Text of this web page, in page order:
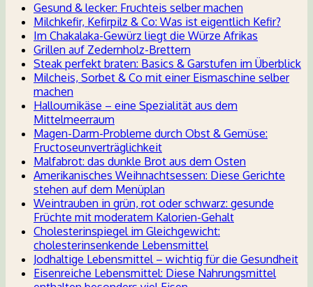
Gesund & lecker: Fruchteis selber machen
Milchkefir, Kefirpilz & Co: Was ist eigentlich Kefir?
Im Chakalaka-Gewürz liegt die Würze Afrikas
Grillen auf Zedernholz-Brettern
Steak perfekt braten: Basics & Garstufen im Überblick
Milcheis, Sorbet & Co mit einer Eismaschine selber
machen
Halloumikäse – eine Spezialität aus dem
Mittelmeerraum
Magen-Darm-Probleme durch Obst & Gemüse:
Fructoseunverträglichkeit
Malfabrot: das dunkle Brot aus dem Osten
Amerikanisches Weihnachtsessen: Diese Gerichte
stehen auf dem Menüplan
Weintrauben in grün, rot oder schwarz: gesunde
Früchte mit moderatem Kalorien-Gehalt
Cholesterinspiegel im Gleichgewicht:
cholesterinsenkende Lebensmittel
Jodhaltige Lebensmittel – wichtig für die Gesundheit
Eisenreiche Lebensmittel: Diese Nahrungsmittel